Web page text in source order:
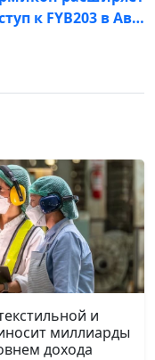
к FYB203 в Ав…
и
миллиарды
дохода